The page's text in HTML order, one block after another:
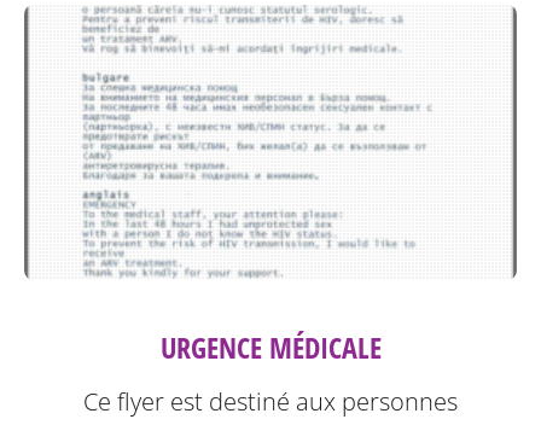
URGENCE MÉDICALE
Ce flyer est destiné aux personnes